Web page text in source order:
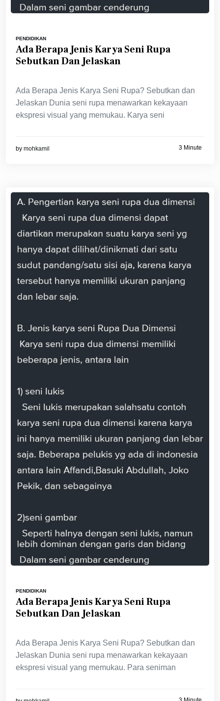
PENDIDIKAN
Ada Berapa Jenis Karya Seni Rupa
Sebutkan Dan Jelaskan
Ada Berapa Jenis Karya Seni Rupa? Sebutkan dan
Jelaskan Dunia seni rupa menawarkan kekayaan
ekspresi visual yang memukau. Karya seni
by mohkamil 3 Minute
PENDIDIKAN
Ada Berapa Jenis Karya Seni Rupa
Sebutkan Dan Jelaskan
Ada Berapa Jenis Karya Seni Rupa? Sebutkan dan
Jelaskan Dunia seni rupa menawarkan kekayaan
ekspresi visual yang memukau. Para seniman